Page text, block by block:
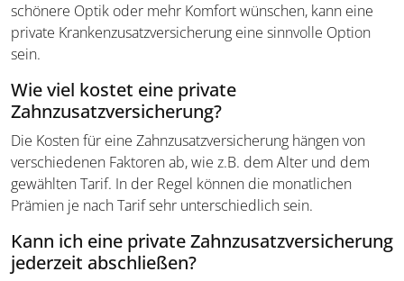
schönere Optik oder mehr Komfort wünschen, kann eine
private Krankenzusatzversicherung eine sinnvolle Option
sein.
Wie viel kostet eine private
Zahnzusatzversicherung?
Die Kosten für eine Zahnzusatzversicherung hängen von
verschiedenen Faktoren ab, wie z.B. dem Alter und dem
gewählten Tarif. In der Regel können die monatlichen
Prämien je nach Tarif sehr unterschiedlich sein.
Kann ich eine private Zahnzusatzversicherung
jederzeit abschließen?